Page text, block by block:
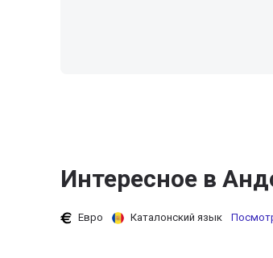
Интересное в
Евро Каталонский язык